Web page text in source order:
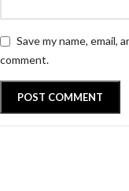
Save my name,
comment.